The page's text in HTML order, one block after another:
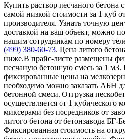
Купить раствор песчаного бетона
самой низкой стоимости за 1 куб
производителя. Узнать точную
доставкой на ваш объект, можно
нашим сотрудникам по номеру
(499) 380-60-73. Цена литого
ниже.В прайс-листе размещены
песчаную бетонную смесь за 1 м3.
фиксированные цены на
необходимо можно заказать АБН
бетонной смеси. Отгрузка
осуществляется от 1
миксерами без посредников от
литого бетона от бетонзавода БГ-
Фиксированная стоимость на